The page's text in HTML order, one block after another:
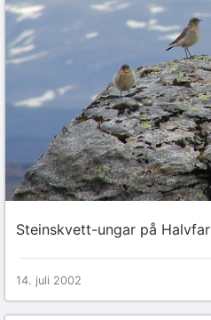
Steinskvett-ungar på Halvfar
14. juli 2002